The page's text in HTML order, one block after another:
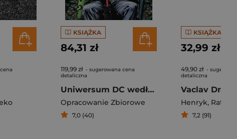
KSIĄŻKA
84,31 zł
119,99 zł - sugerowana cena
detaliczna
Uniwersum DC według Neila Gaimana
Opracowanie Zbiorowe
7,0 (40)
KSIĄŻKA
32,99 zł
49,90 zł -
detaliczna
Henryk, Ratka
7,2 (91)